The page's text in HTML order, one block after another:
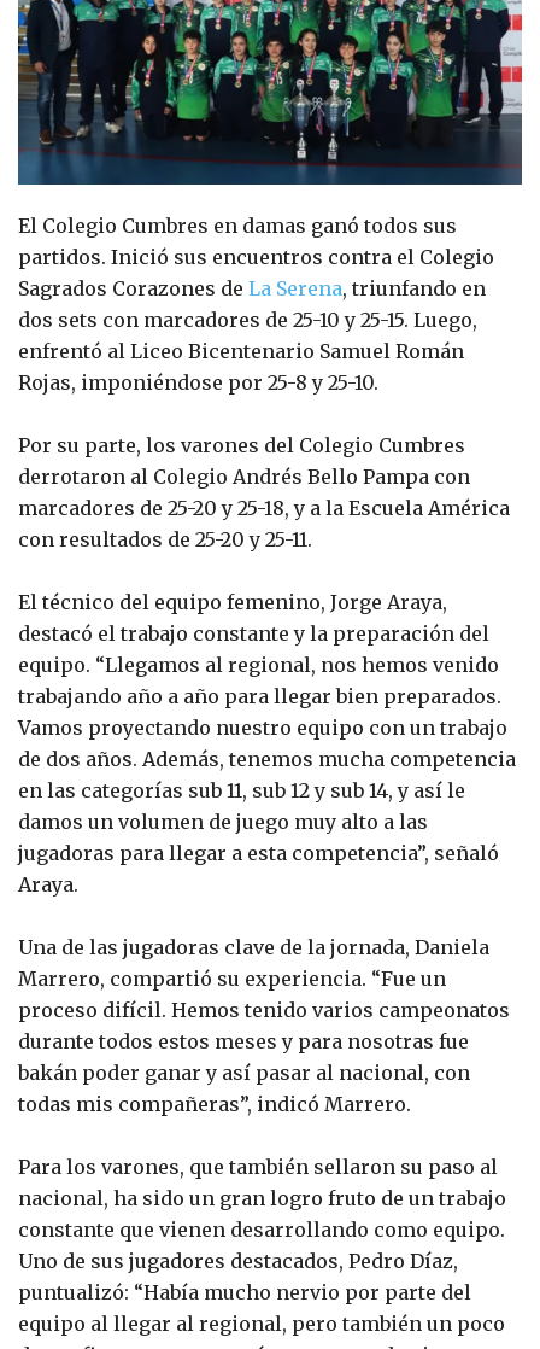
El Colegio Cumbres en damas ganó todos sus
partidos. Inició sus encuentros contra el Colegio
Sagrados Corazones de La Serena, triunfando en
dos sets con marcadores de 25-10 y 25-15. Luego,
enfrentó al Liceo Bicentenario Samuel Román
Rojas, imponiéndose por 25-8 y 25-10.
Por su parte, los varones del Colegio Cumbres
derrotaron al Colegio Andrés Bello Pampa con
marcadores de 25-20 y 25-18, y a la Escuela América
con resultados de 25-20 y 25-11.
El técnico del equipo femenino, Jorge Araya,
destacó el trabajo constante y la preparación del
equipo. “Llegamos al regional, nos hemos venido
trabajando año a año para llegar bien preparados.
Vamos proyectando nuestro equipo con un trabajo
de dos años. Además, tenemos mucha competencia
en las categorías sub 11, sub 12 y sub 14, y así le
damos un volumen de juego muy alto a las
jugadoras para llegar a esta competencia”, señaló
Araya.
Una de las jugadoras clave de la jornada, Daniela
Marrero, compartió su experiencia. “Fue un
proceso difícil. Hemos tenido varios campeonatos
durante todos estos meses y para nosotras fue
bakán poder ganar y así pasar al nacional, con
todas mis compañeras”, indicó Marrero.
Para los varones, que también sellaron su paso al
nacional, ha sido un gran logro fruto de un trabajo
constante que vienen desarrollando como equipo.
Uno de sus jugadores destacados, Pedro Díaz,
puntualizó: “Había mucho nervio por parte del
equipo al llegar al regional, pero también un poco